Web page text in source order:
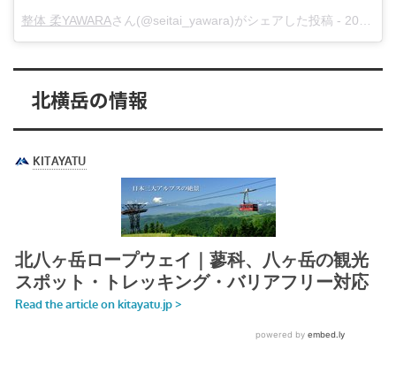
整体 柔YAWARAさん(@seitai_yawara)がシェアした投稿 - 2018年 6月月16日午後6時09分PDT
北横岳の情報